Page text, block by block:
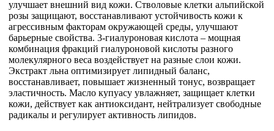
улучшает внешний вид кожи. Стволовые клетки альпийской
розы защищают, восстанавливают устойчивость кожи к
агрессивным факторам окружающей среды, улучшают
барьерные свойства. 3-гиалуроновая кислота – мощная
комбинация фракций гиалуроновой кислоты разного
молекулярного веса воздействует на разные слои кожи.
Экстракт льна оптимизирует липидный баланс,
восстанавливает, повышает жизненный тонус, возвращает
эластичность. Масло купуасу увлажняет, защищает клетки
кожи, действует как антиоксидант, нейтрализует свободные
радикалы и регулирует активность липидов.